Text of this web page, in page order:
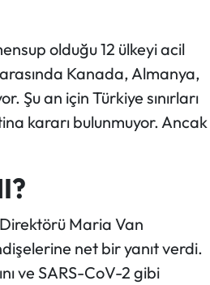
olduğu 12 ülkeyi acil
Kanada, Almanya,
Şu an için Türkiye sınırları
kararı bulunmuyor. Ancak
Direktörü Maria Van
net bir yanıt verdi.
ve SARS-CoV-2 gibi